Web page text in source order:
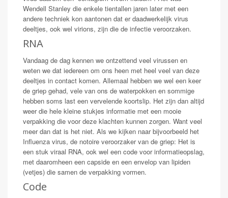
Wendell Stanley die enkele tientallen jaren later met een
andere techniek kon aantonen dat er daadwerkelijk virus
deeltjes, ook wel virions, zijn die de infectie veroorzaken.
RNA
Vandaag de dag kennen we ontzettend veel virussen en
weten we dat iedereen om ons heen met heel veel van deze
deeltjes in contact komen. Allemaal hebben we wel een keer
de griep gehad, vele van ons de waterpokken en sommige
hebben soms last een vervelende koortslip. Het zijn dan altijd
weer die hele kleine stukjes informatie met een mooie
verpakking die voor deze klachten kunnen zorgen. Want veel
meer dan dat is het niet. Als we kijken naar bijvoorbeeld het
Influenza virus, de notoire veroorzaker van de griep: Het is
een stuk viraal RNA, ook wel een code voor informatieopslag,
met daaromheen een capside en een envelop van lipiden
(vetjes) die samen de verpakking vormen.
Code